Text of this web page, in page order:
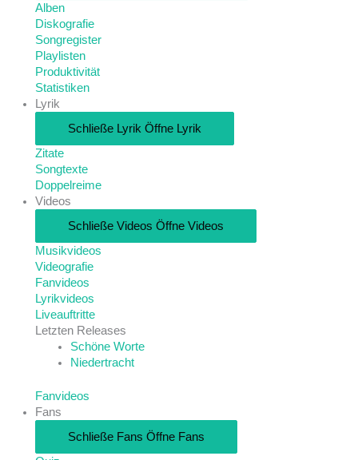
Alben
Diskografie
Songregister
Playlisten
Produktivität
Statistiken
Lyrik
Schließe Lyrik Öffne Lyrik
Zitate
Songtexte
Doppelreime
Videos
Schließe Videos Öffne Videos
Musikvideos
Videografie
Fanvideos
Lyrikvideos
Liveauftritte
Letzten Releases
Schöne Worte
Niedertracht
Fanvideos
Fans
Schließe Fans Öffne Fans